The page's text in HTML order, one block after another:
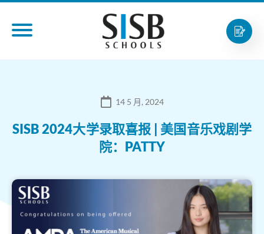
14 5 月, 2024
SISB 2024大学录取喜报 | 美国音乐戏剧学
院：PATTY